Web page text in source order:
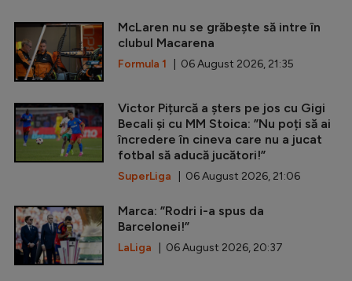
McLaren nu se grăbește să intre în
clubul Macarena
Formula 1 | 06 August 2026, 21:35
Victor Pițurcă a șters pe jos cu Gigi
Becali și cu MM Stoica: ”Nu poți să ai
încredere în cineva care nu a jucat
fotbal să aducă jucători!”
SuperLiga | 06 August 2026, 21:06
Marca: ”Rodri i-a spus da
Barcelonei!”
LaLiga | 06 August 2026, 20:37